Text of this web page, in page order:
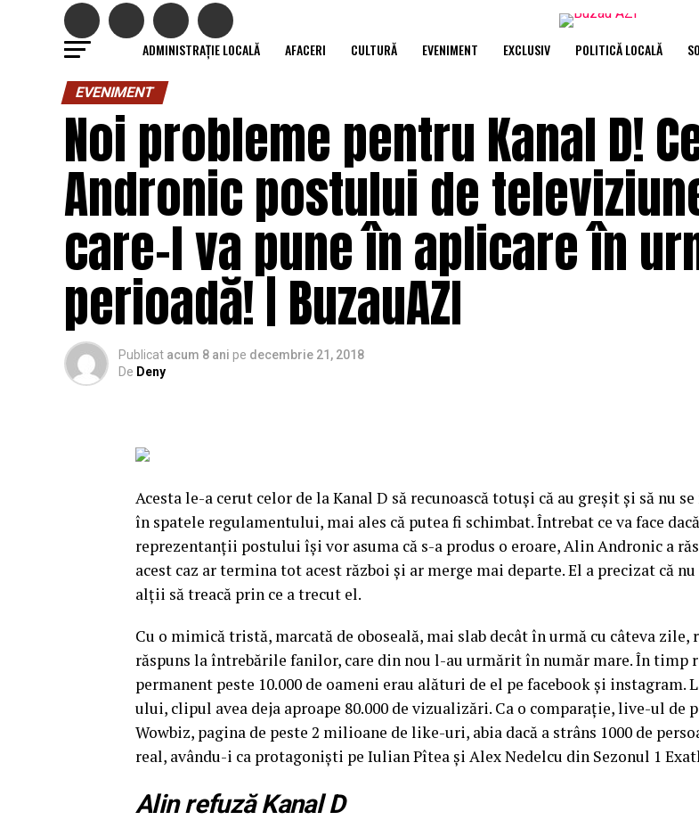
ADMINISTRAȚIE LOCALĂ AFACERI CULTURĂ EVENIMENT EXCLUSIV POLITICĂ LOCALĂ
EVENIMENT
Noi probleme pentru Kanal D!
Andronic postului de
care-l va pune în aplicare în
perioadă! | BuzauAZI
Publicat acum 8 ani pe decembrie 21, 2018
De Deny
Acesta le-a cerut celor de la Kanal D să recunoască totuşi că au greşit şi să nu
în spatele regulamentului, mai ales că putea fi schimbat. Întrebat ce va face dacă
reprezentanţii postului îşi vor asuma că s-a produs o eroare, Alin Andronic a
acest caz ar termina tot acest război şi ar merge mai departe. El a precizat că nu
alţii să treacă prin ce a trecut el.
Cu o mimică tristă, marcată de oboseală, mai slab decât în urmă cu câteva zile,
răspuns la întrebările fanilor, care din nou l-au urmărit în număr mare.În timp
permanent peste 10.000 de oameni erau alături de el pe facebook şi instagram.
ului, clipul avea deja aproape 80.000 de vizualizări. Ca o comparaţie, live-ul de
Wowbiz, pagina de peste 2 milioane de like-uri, abia dacă a strâns 1000 de
real, avându-i ca protagonişti pe Iulian Pîtea şi Alex Nedelcu din Sezonul 1
Alin refuză Kanal D